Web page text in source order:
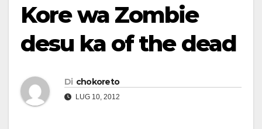
Kore wa Zombie
desu ka of the dead
Di chokoreto
LUG 10, 2012